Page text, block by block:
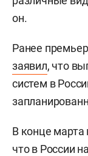
он.
Ранее
заявил, что
систем в
В конце
что в России